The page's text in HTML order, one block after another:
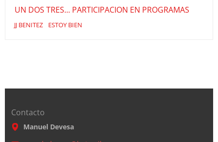
UN DOS TRES... PARTICIPACION EN PROGRAMAS
JJ BENITEZ ESTOY BIEN
Contacto
Manuel Devesa